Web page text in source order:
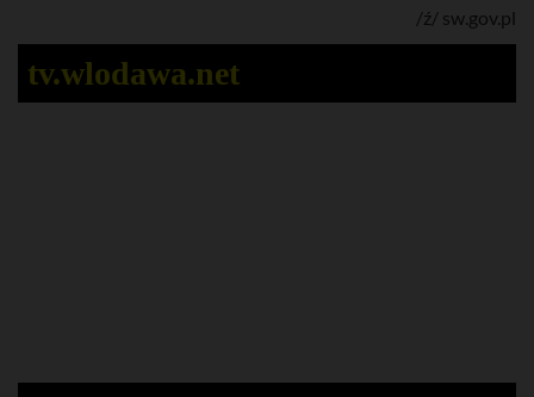
/ź/ sw.gov.pl
tv.wlodawa.net